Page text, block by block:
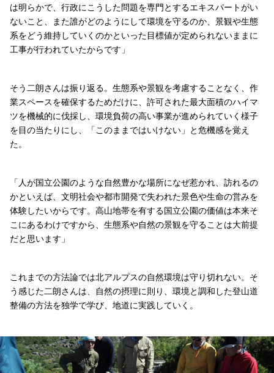
は明らかで、行政にこうした問題を専門とするエキスパートがい
ないこと、また誰がどのようにして環境を守るのか、景観や生態
系をどう維持していくのかといった目標値が定められないままに
工事が行われていたからです」
そう二朗さんは振り返る。生態系や景観を考慮することなく、作
業スペースを確保するためだけに、許可された最大面積のハイマ
ツを機械的に伐採し、環境負荷の高い事業が進められていく様子
を目の当たりにし、「このままではいけない」と危機感を覚え
た。
「人が国立公園のような自然豊かな場所になぜ惹かれ、訪れるの
かといえば、文明社会や都市開発で失われた景色や生命の営みを
体験したいからです。高山地帯を有する国立公園の価値は本来そ
こにあるわけですから、生態系や自然の景観を守ることは大前提
だと思います」
これまでの方法論では北アルプスの自然環境は守り切れない。そ
う感じた二朗さんは、自然の摂理に則り、環境と調和した登山道
整備の方法を独学で学び、地道に実践していく。